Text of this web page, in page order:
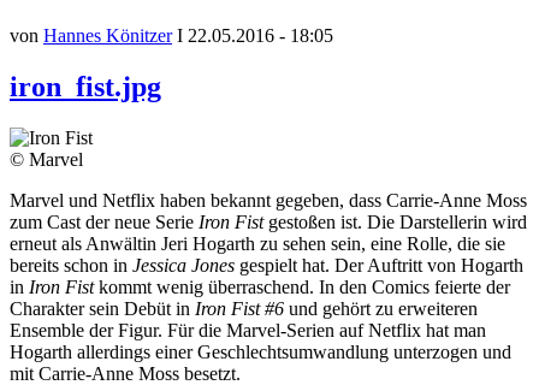
von Hannes KönitzerI 22.05.2016 - 18:05
iron_fist.jpg
© Marvel
Marvel und Netflix haben bekannt gegeben, dass Carrie-Anne Moss
zum Cast der neue Serie Iron Fistgestoßen ist. Die Darstellerin wird
erneut als Anwältin Jeri Hogarth zu sehen sein, eine Rolle, die sie
bereits schon in Jessica Jones gespielt hat. Der Auftritt von Hogarth
in Iron Fistkommt wenig überraschend. In den Comics feierte der
Charakter sein Debüt in Iron Fist #6 und gehört zu erweiteren
Ensemble der Figur. Für die Marvel-Serien auf Netflix hat man
Hogarth allerdings einer Geschlechtsumwandlung unterzogen und
mit Carrie-Anne Moss besetzt.